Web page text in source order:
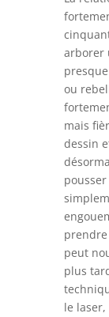
arborer
ou
mais
dessin
peut
plus
le laser,